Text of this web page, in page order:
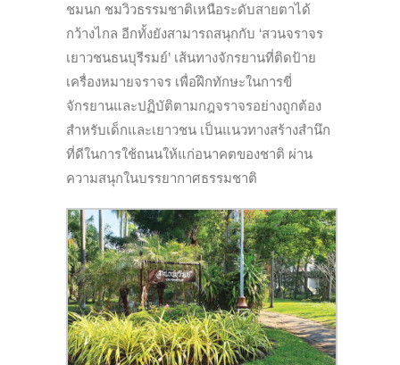
ชมนก ชมวิวธรรมชาติเหนือระดับสายตาได้
กว้างไกล อีกทั้งยังสามารถสนุกกับ ‘สวนจราจร
เยาวชนธนบุรีรมย์’ เส้นทางจักรยานที่ติดป้าย
เครื่องหมายจราจร เพื่อฝึกทักษะในการขี่
จักรยานและปฏิบัติตามกฎจราจรอย่างถูกต้อง
สำหรับเด็กและเยาวชน เป็นแนวทางสร้างสำนึก
ที่ดีในการใช้ถนนให้แก่อนาคตของชาติ ผ่าน
ความสนุกในบรรยากาศธรรมชาติ